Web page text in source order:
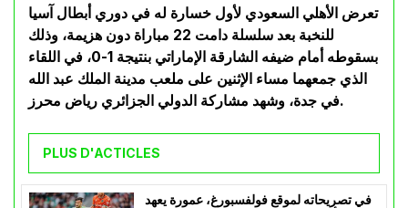
تعرض الأهلي السعودي لأول خسارة له في دوري أبطال آسيا
للنخبة بعد سلسلة دامت 22 مباراة دون هزيمة، وذلك
بسقوطه أمام ضيفه الشارقة الإماراتي بنتيجة 1-0، في اللقاء
الذي جمعهما مساء الإثنين على ملعب مدينة الملك عبد الله
في جدة، وشهد مشاركة الدولي الجزائري رياض محرز.
PLUS D'ACTICLES
في تصريحاته لموقع فولفسبورغ، عمورة يعهد